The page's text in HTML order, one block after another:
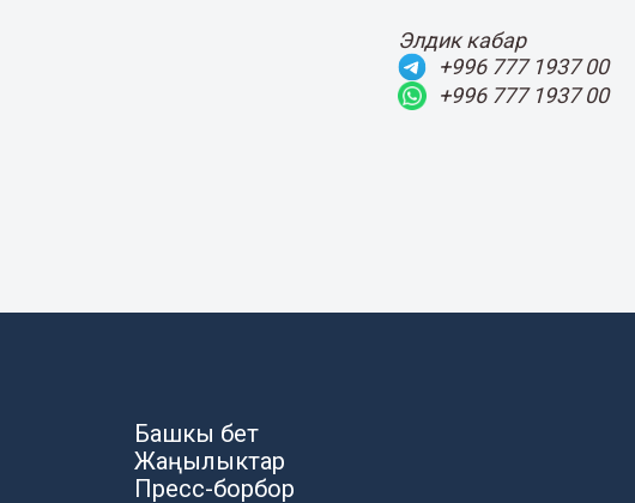
Элдик кабар
+996 777 1937 00
+996 777 1937 00
Башкы бет
Жаңылыктар
Пресс-борбор